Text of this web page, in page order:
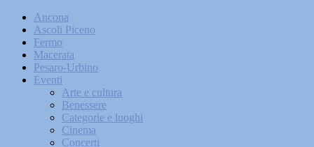
Ancona
Ascoli Piceno
Fermo
Macerata
Pesaro-Urbino
Eventi
Arte e cultura
Benessere
Categorie e luoghi
Cinema
Concerti